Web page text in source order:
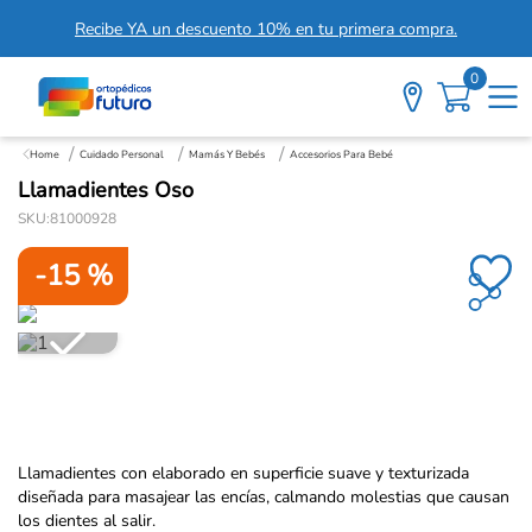
Recibe YA un descuento 10% en tu primera compra.
0
Cuidado Personal Mamás Y Bebés Accesorios Para Bebé
Llamadientes Oso
SKU:81000928
-15 %
Llamadientes con elaborado en superficie suave y texturizada
diseñada para masajear las encías, calmando molestias que causan
los dientes al salir.